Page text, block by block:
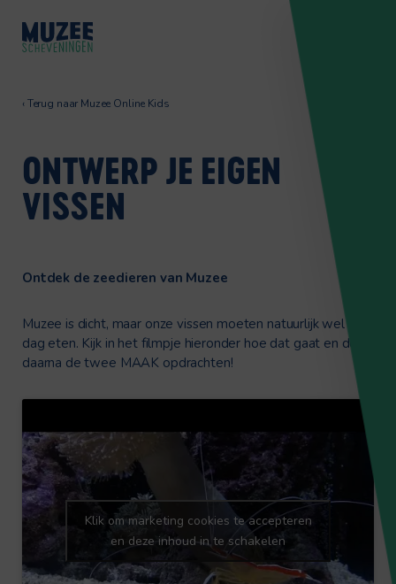
‹Terug naar Muzee Online Kids
ONTWERP JE EIGEN
VISSEN
Ontdek de zeedieren van Muzee
Muzee is dicht, maar onze vissen moeten natuurlijk wel elke
dag eten. Kijk in het filmpje hieronder hoe dat gaat en doe
daarna de twee MAAK opdrachten!
Klik om marketing cookies te accepteren
en deze inhoud in te schakelen